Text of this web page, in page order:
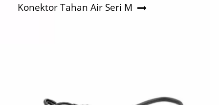
Konektor Tahan Air Seri M